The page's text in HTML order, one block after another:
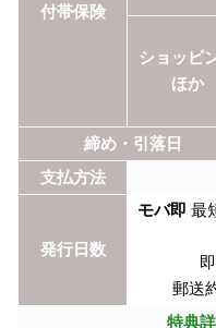
付帯保険
ショッピ
ほか
締め・引落日
支払方法
発行日数
モバ即 最
郵送
特典